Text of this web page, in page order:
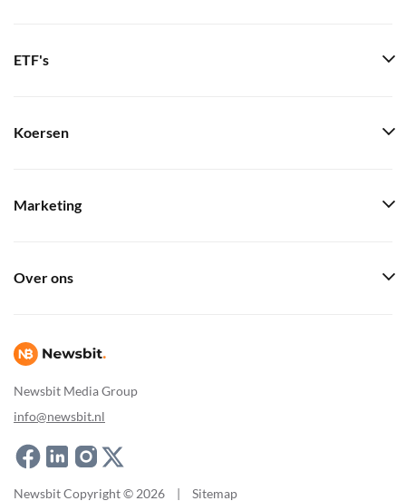
Newsbit Media Group
info@newsbit.nl
ETF's
Koersen
Marketing
Over ons
Newsbit Copyright © 2026 | Sitemap